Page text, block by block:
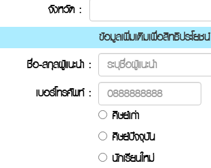
จังหวัด :
ข้อมูลเพิ่มเติมเพื่อสิทธิประโยชน์
ชื่อ-สกุลผู้แนะนำ :
เบอร์โทรศัพท์ :
ศิษย์เก่า
ศิษย์ปัจจุบัน
นักเรียนใหม่